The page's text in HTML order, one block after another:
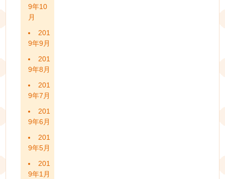
9年10
月
201
9年9月
201
9年8月
201
9年7月
201
9年6月
201
9年5月
201
9年1月